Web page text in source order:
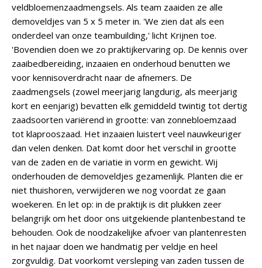
veldbloemenzaadmengsels. Als team zaaiden ze alle
demoveldjes van 5 x 5 meter in. 'We zien dat als een
onderdeel van onze teambuilding,' licht Krijnen toe.
'Bovendien doen we zo praktijkervaring op. De kennis over
zaaibedbereiding, inzaaien en onderhoud benutten we
voor kennisoverdracht naar de afnemers. De
zaadmengsels (zowel meerjarig langdurig, als meerjarig
kort en eenjarig) bevatten elk gemiddeld twintig tot dertig
zaadsoorten variërend in grootte: van zonnebloemzaad
tot klaprooszaad. Het inzaaien luistert veel nauwkeuriger
dan velen denken. Dat komt door het verschil in grootte
van de zaden en de variatie in vorm en gewicht. Wij
onderhouden de demoveldjes gezamenlijk. Planten die er
niet thuishoren, verwijderen we nog voordat ze gaan
woekeren. En let op: in de praktijk is dit plukken zeer
belangrijk om het door ons uitgekiende plantenbestand te
behouden. Ook de noodzakelijke afvoer van plantenresten
in het najaar doen we handmatig per veldje en heel
zorgvuldig. Dat voorkomt versleping van zaden tussen de